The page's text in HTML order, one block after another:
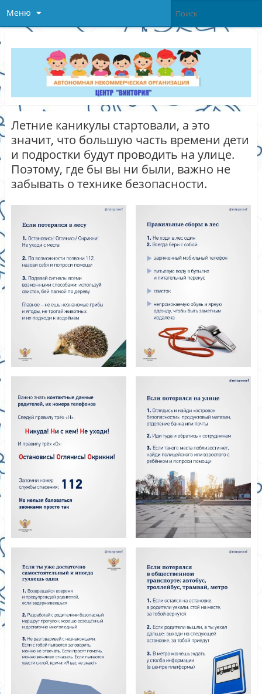
Меню
Летние каникулы стартовали, а это
значит, что большую часть времени дети
и подростки будут проводить на улице.
Поэтому, где бы вы ни были, важно не
забывать о технике безопасности.